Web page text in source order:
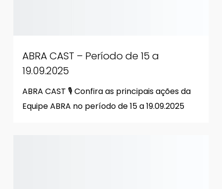
ABRA CAST – Período de 15 a
19.09.2025
ABRA CAST 🎙 Confira as principais ações da
Equipe ABRA no período de 15 a 19.09.2025